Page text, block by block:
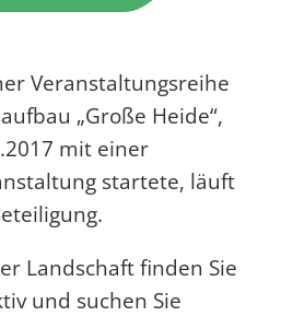
Veranstaltungsreihe
„Große Heide“,
mit einer
startete, läuft
Landschaft finden Sie
und suchen Sie